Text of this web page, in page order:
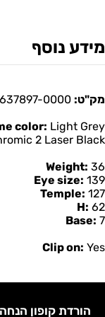
מידע נוסף
מק"ט:
color: Light Grey
2 Laser Black
Weight: 36
Eye size: 139
Temple: 127
H: 62
Base: 7
Clip on: Yes
הורדת קופון